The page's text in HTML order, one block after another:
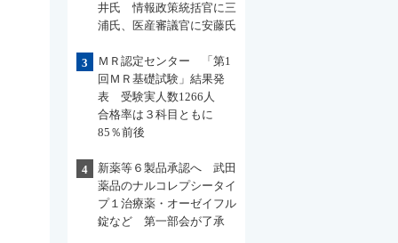
井氏 情報政策統括官に三
浦氏、医産審議官に安藤氏
3
ＭＲ認定センター 「第1
回ＭＲ基礎試験」結果発
表 受験実人数1266人
合格率は３科目ともに
85％前後
4
新薬等６製品承認へ 武田
薬品のナルコレプシータイ
プ１治療薬・オーゼイフル
錠など 第一部会が了承